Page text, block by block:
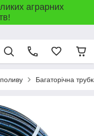
аграрних
Багаторічна